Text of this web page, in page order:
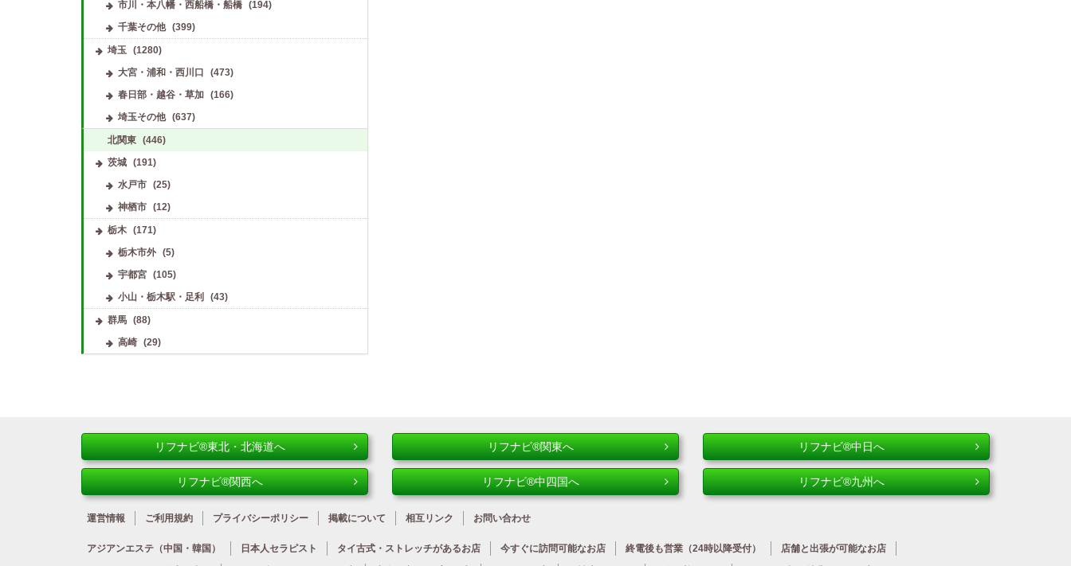
市川・本八幡・西船橋・船橋
(194)
千葉その他
(399)
埼玉
(1280)
大宮・浦和・西川口
(473)
春日部・越谷・草加
(166)
埼玉その他
(637)
北関東 (446)
茨城 (191)
水戸市
(25)
神栖市
(12)
栃木 (171)
栃木市外
(5)
宇都宮
(105)
小山・栃木駅・足利
(43)
群馬 (88)
高崎
(29)
リフナビ®東北・北海道へ リフナビ®関東へ リフナビ®中日へ
リフナビ®関西へ リフナビ®中四国へ リフナビ®九州へ
運営情報 ご利用規約 プライバシーポリシー 掲載について 相互リンク お問い合わせ
アジアンエステ （中国・韓国） 日本人セラピスト タイ古式・ストレッチがあるお店 今すぐに訪問可能なお店 終電後も営業 （24時以降受付） 店舗と出張が可能なお店